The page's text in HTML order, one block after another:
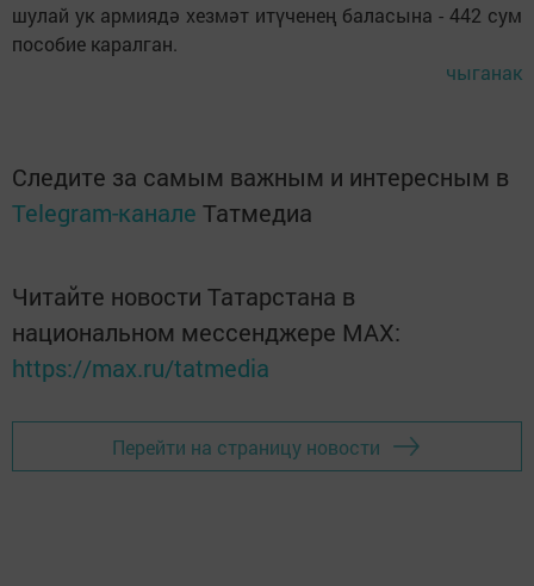
шулай ук армиядә хезмәт итүченең баласына - 442 сум
пособие каралган.
чыганак
Следите за самым важным и интересным в
Telegram-канале Татмедиа
Читайте новости Татарстана в
национальном мессенджере MАХ:
https://max.ru/tatmedia
Перейти на страницу новости